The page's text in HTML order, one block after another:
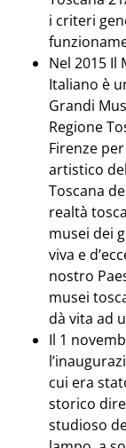
i criteri
Nel 2015 Il
Italiano è
Grandi
Regione
Firenze
artistico
Toscana
realtà
musei dei
viva e
nostro
musei
dà vita ad
Il 1
cui era
storico
studioso